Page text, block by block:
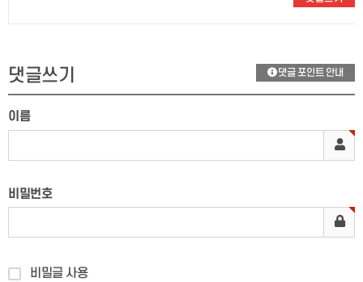
댓글쓰기 댓글 포인트 안내
이름
비밀번호
비밀글 사용